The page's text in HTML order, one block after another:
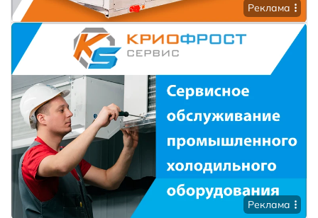
Реклама
Реклама